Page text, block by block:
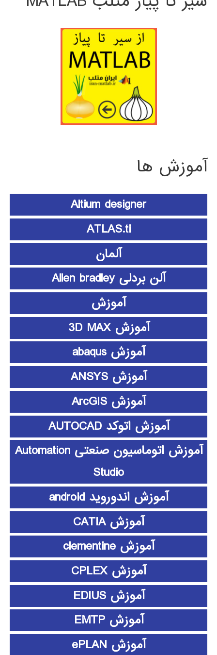
آموزش ها
Altium designer
ATLAS.ti
آلمان
آلن بردلی Allen bradley
آموزش
آموزش 3D MAX
آموزش abaqus
آموزش ANSYS
آموزش ArcGIS
آموزش اتوکد AUTOCAD
آموزش اتوماسیون صنعتی Automation
Studio
آموزش اندوروید android
آموزش CATIA
آموزش clementine
آموزش CPLEX
آموزش EDIUS
آموزش EMTP
آموزش ePLAN